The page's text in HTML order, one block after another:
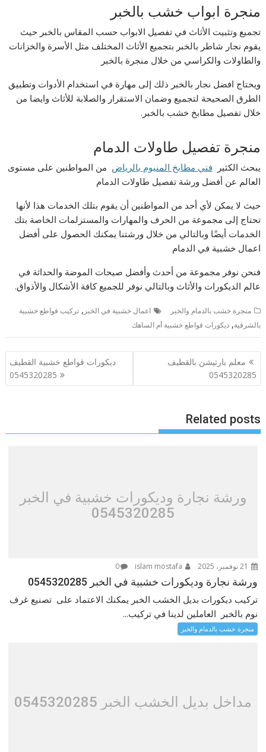
منجرة ابواب خشب بالخبر
تجميع وتثبيت الأثاث في تفصيل الابواب حسب المقاس بالخبر حيث
يقوم نجار شاطر بالخبر بتجميع الأثاث المختلف مثل الأسرة والخزانات
والطاولات والكراسي من خلال منجرة بالخبر
ويحتاج افضل نجار بالخبر ذلك إلى مهارة في استخدام الأدوات وتطبيق
الطرق الصحيحة لتجميع وضمان الاستقرار والصلابة للأثاث وايضا من
خلال تفصيل مطابخ خشب بالخبر.
منجرة تفصيل طاولات الدمام
يبحث الكثير فني مطابخ المنيوم بالرياض من المواطنين على مستوى
العالم عن أفضل ورشة تفصيل طاولات الدمام
حيث لا يمكن لأي أحد من المواطنين أن يقوم بتلك الخدمات هذا لأنها
تحتاج إلى مجموعة من الحرف والمهارات والمستزلمات الخاصة بتك
الخدمات أيضًا وبالتالي من خلال ورشتنا يمكنك الحصول على أفضل
اعمال خشبية في الدمام
فنحن نوفر مجموعة من أحدث وأفضل صيحات الموضة والحداثة في
عالم الديكورات والأثاث وبالتالي نوفر للجميع كافة الأشكال والأذواق.
منجرة خشب بالدمام والخبر اعمال خشبية في الخبر ,تركيب قواطع خشبية
بالشرقية,ديكورات قواطع خشبية أم الساهك
تصفّح
المقالات
معلم بارتيشن بالقطيف
0545320285
ديكورات قواطع خشبية القطيف
0545320285
Related posts
ورشة نجارة وديكورات خشبية في الخبر
0545320285
0
ورشة نجارة وديكورات خشبية في الخبر 0545320285
تركيب ديكورات بديل الخشب الخبر يمكنك الاعتماد على تصنيع غرف
نوم بالخبر العاملين لدينا في تركيب...
منجرة خشب بالدمام والخبر
مداخل بديل الخشب الخبر 0545320285